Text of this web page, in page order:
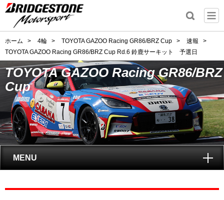
ホーム > 4輪 > TOYOTA GAZOO Racing GR86/BRZ Cup > 速報
>
TOYOTA GAZOO Racing GR86/BRZ Cup Rd.6 鈴鹿サーキット 予選日
TOYOTA GAZOO Racing GR86/BRZ
Cup
MENU